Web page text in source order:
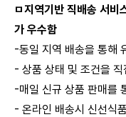
ㅁ지역기반 직배송 서비
가 우수함
-동일 지역 배송을 통해
- 상품 상태 및 조건을 직
-매일 신규 상품 판매를
- 온라인 배송시 신선식